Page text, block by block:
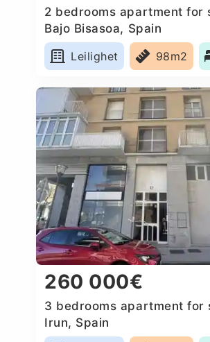
2 bedrooms apartment for
Bajo Bisasoa, Spain
Leilighet
98m2
260 000€
3 bedrooms apartment for
Irun, Spain